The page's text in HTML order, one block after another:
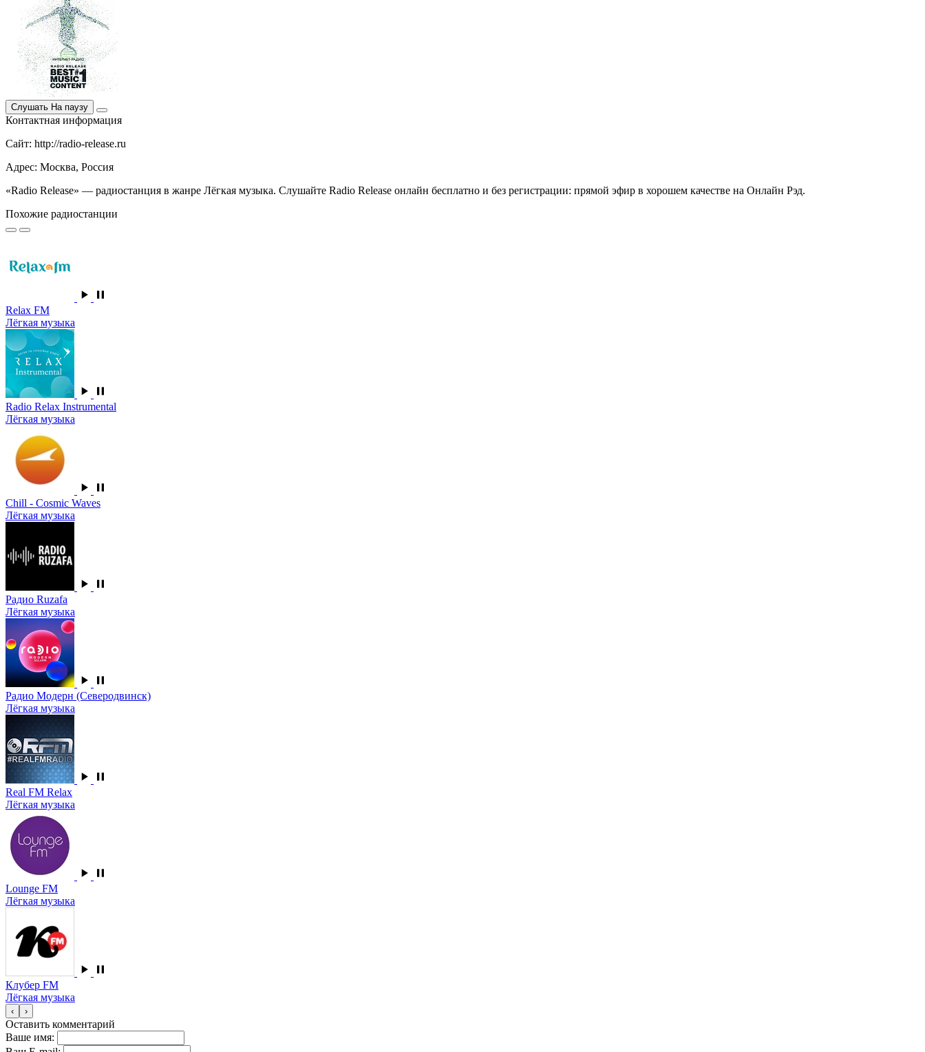
Слушать На паузу
Контактная информация
Сайт: http://radio-release.ru
Адрес: Москва, Россия
«Radio Release» — радиостанция в жанре Лёгкая музыка. Слушайте Radio Release онлайн бесплатно и без регистрации: прямой эфир в хорошем качестве на Онлайн Рэд.
Похожие радиостанции
Relax FM
Лёгкая музыка
Radio Relax Instrumental
Лёгкая музыка
Chill - Cosmic Waves
Лёгкая музыка
Радио Ruzafa
Лёгкая музыка
Радио Модерн (Северодвинск)
Лёгкая музыка
Real FM Relax
Лёгкая музыка
Lounge FM
Лёгкая музыка
Клубер FM
Лёгкая музыка
‹ ›
Оставить комментарий
Ваше имя: